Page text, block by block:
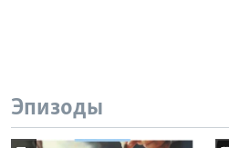
Эпизоды